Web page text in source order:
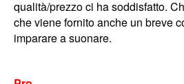
qualità/prezzo ci ha soddisfatto.
che viene fornito anche un breve
imparare a suonare.